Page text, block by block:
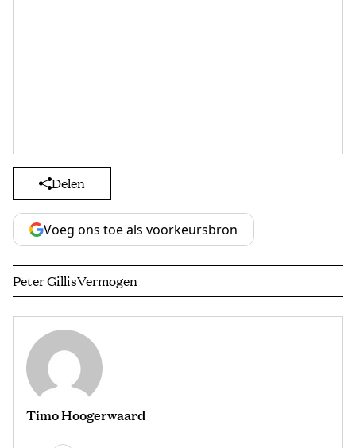
Delen
Voeg ons toe als voorkeursbron
Peter GillisVermogen
Timo Hoogerwaard